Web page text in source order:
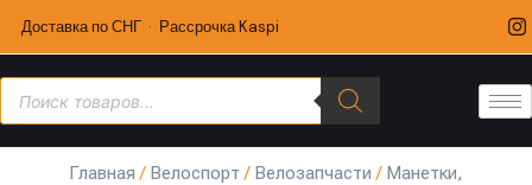
Доставка по СНГ · Рассрочка Kaspi
Главная / Велоспорт / Велозапчасти / Манетки,